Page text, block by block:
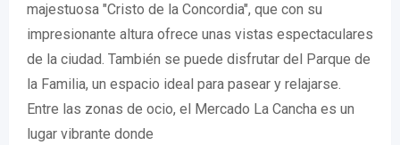
majestuosa "Cristo de la Concordia", que con su
impresionante altura ofrece unas vistas espectaculares
de la ciudad. También se puede disfrutar del Parque de
la Familia, un espacio ideal para pasear y relajarse.
Entre las zonas de ocio, el Mercado La Cancha es un
lugar vibrante donde